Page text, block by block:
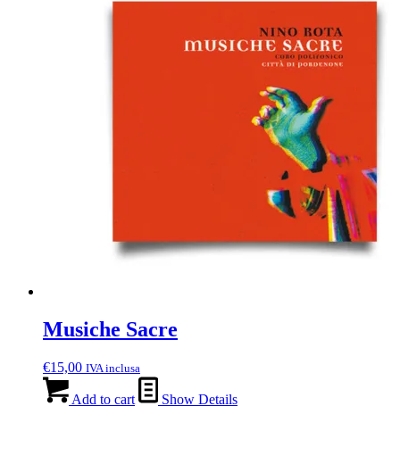
Musiche Sacre
€15,00 IVA inclusa
Add to cart Show Details